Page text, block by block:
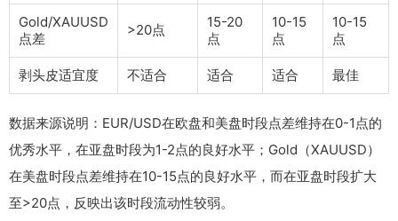
Gold/XAUUSD
点差
>20点
15-20
点
10-15
点
10-15
点
剥头皮适宜度 不适合 适合 适合 最佳
数据来源说明：EUR/USD在欧盘和美盘时段点差维持在0-1点的
优秀水平，在亚盘时段为1-2点的良好水平；Gold（XAUUSD）
在美盘时段点差维持在10-15点的良好水平，而在亚盘时段扩大
至>20点，反映出该时段流动性较弱。